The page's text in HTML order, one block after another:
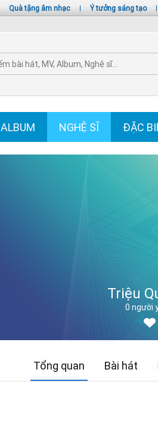
Quà tặng âm nhạc | Ý tưởng sáng tạo |
ALBUM NGHỆ SĨ ĐẶC
Triệu
0 người
Tổng quan Bài hát